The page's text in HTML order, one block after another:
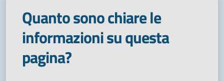
Quanto sono chiare le
informazioni su questa
pagina?